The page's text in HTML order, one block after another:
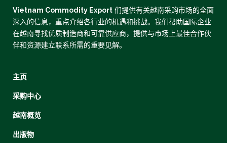
Vietnam Commodity Export 们提供有关越南采购市场的全面
深入的信息，重点介绍各行业的机遇和挑战。我们帮助国际企业
在越南寻找优质制造商和可靠供应商，提供与市场上最佳合作伙
伴和资源建立联系所需的重要见解。
主页
采购中心
越南概览
出版物